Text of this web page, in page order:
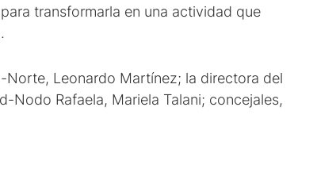
transformarla en una actividad que
Leonardo Martínez; la directora del
Nodo Rafaela, Mariela Talani; concejales,